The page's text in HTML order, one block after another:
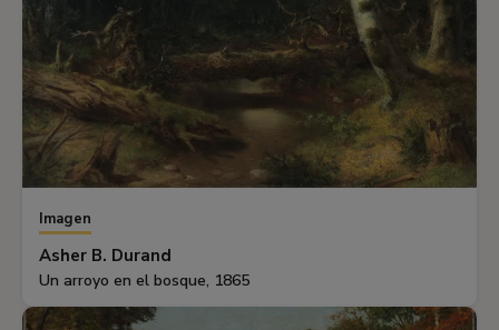
Imagen
Asher B. Durand
Un arroyo en el bosque, 1865